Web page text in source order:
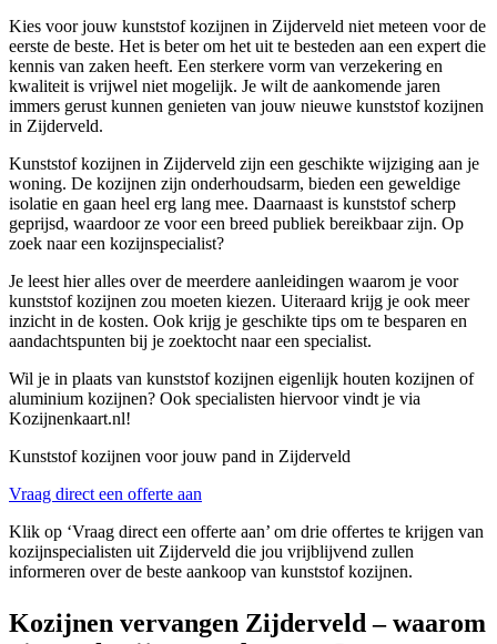
Kies voor jouw kunststof kozijnen in Zijderveld niet meteen voor de
eerste de beste. Het is beter om het uit te besteden aan een expert die
kennis van zaken heeft. Een sterkere vorm van verzekering en
kwaliteit is vrijwel niet mogelijk. Je wilt de aankomende jaren
immers gerust kunnen genieten van jouw nieuwe kunststof kozijnen
in Zijderveld.
Kunststof kozijnen in Zijderveld zijn een geschikte wijziging aan je
woning. De kozijnen zijn onderhoudsarm, bieden een geweldige
isolatie en gaan heel erg lang mee. Daarnaast is kunststof scherp
geprijsd, waardoor ze voor een breed publiek bereikbaar zijn. Op
zoek naar een kozijnspecialist?
Je leest hier alles over de meerdere aanleidingen waarom je voor
kunststof kozijnen zou moeten kiezen. Uiteraard krijg je ook meer
inzicht in de kosten. Ook krijg je geschikte tips om te besparen en
aandachtspunten bij je zoektocht naar een specialist.
Wil je in plaats van kunststof kozijnen eigenlijk houten kozijnen of
aluminium kozijnen? Ook specialisten hiervoor vindt je via
Kozijnenkaart.nl!
Kunststof kozijnen voor jouw pand in Zijderveld
Vraag direct een offerte aan
Klik op ‘Vraag direct een offerte aan’ om drie offertes te krijgen van
kozijnspecialisten uit Zijderveld die jou vrijblijvend zullen
informeren over de beste aankoop van kunststof kozijnen.
Kozijnen vervangen Zijderveld – waarom